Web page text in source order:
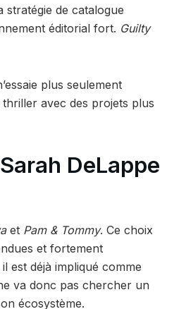
stratégie de catalogue
éditorial fort. Guilty
plus seulement
avec des projets plus
Sarah DeLappe
et Pam & Tommy. Ce choix
et fortement
il est déjà impliqué comme
va donc pas chercher un
écosystème.